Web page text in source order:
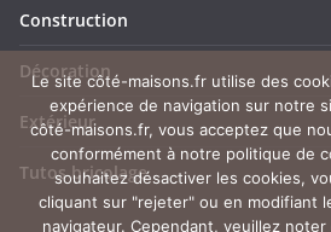
Construction
Décoration
Extérieur
Tutos bricolage
Le site côté-maisons.fr utilise des
expérience de navigation sur notre
côté-maisons.fr, vous acceptez que
conformément à notre politique de
souhaitez désactiver les cookies,
cliquant sur "rejeter" ou en modifiant
navigateur. Cependant, veuillez